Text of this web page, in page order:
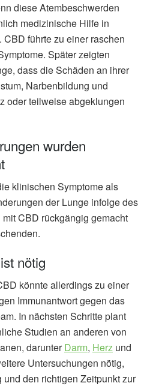
diese Atembeschwerden
medizinische Hilfe in
führte zu einer raschen
Später zeigten
dass die Schäden an ihrer
Narbenbildung und
oder teilweise abgeklungen
wurden
klinischen Symptome als
der Lunge infolge des
CBD rückgängig gemacht
nötig
könnte allerdings zu einer
Immunantwort gegen das
In nächsten Schritte plant
Studien an anderen von
darunterDarm, Herz und
Untersuchungen nötig,
den richtigen Zeitpunkt zur